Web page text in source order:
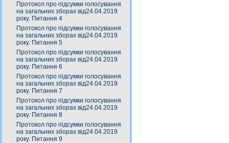
Протокол про підсумки голосування
на загальних зборах від24.04.2019
року. Питання 4
Протокол про підсумки голосування
на загальних зборах від24.04.2019
року. Питання 5
Протокол про підсумки голосування
на загальних зборах від24.04.2019
року. Питання 6
Протокол про підсумки голосування
на загальних зборах від24.04.2019
року. Питання 7
Протокол про підсумки голосування
на загальних зборах від24.04.2019
року. Питання 8
Протокол про підсумки голосування
на загальних зборах від24.04.2019
року. Питання 9